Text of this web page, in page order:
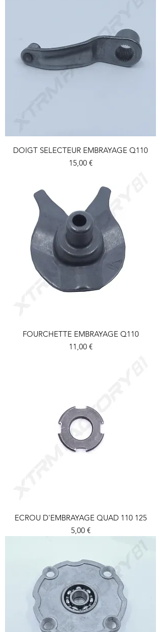
DOIGT SELECTEUR EMBRAYAGE Q110
Prix
15,00 €
FOURCHETTE EMBRAYAGE Q110
Prix
11,00 €
ECROU D'EMBRAYAGE QUAD 110 125
Prix
5,00 €